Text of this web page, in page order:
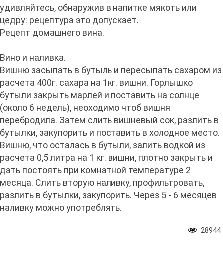
удивляйтесь, обнаружив в напитке мякоть или
цедру: рецептура это допускает.
Рецепт домашнего вина.
Вино и наливка.
Вишню засыпать в бутыль и пересыпать сахаром из
расчета 400г. сахара на 1кг. вишни. Горлышко
бутыли закрыть марлей и поставить на солнце
(около 6 недель), неоходимо чтоб вишня
перебродила. Затем слить вишневый сок, разлить в
бутылки, закупорить и поставить в холодное место.
Вишню, что осталась в бутыли, залить водкой из
расчета 0,5 литра на 1 кг. вишни, плотно закрыть и
дать постоять при комнатной температуре 2
месяца. Слить вторую наливку, профильтровать,
разлить в бутылки, закупорить. Через 5 - 6 месяцев
наливку можно употреблять.
28944